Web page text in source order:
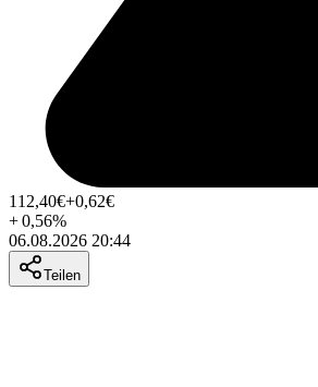
112,40€+0,62€
+0,56%
06.08.2026 20:44
Teilen